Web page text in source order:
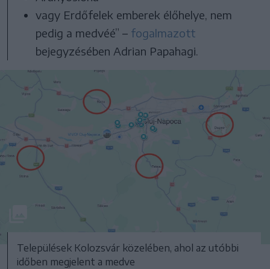
vagy Erdőfelek emberek élőhelye, nem
pedig a medvéé” – fogalmazott
bejegyzésében Adrian Papahagi.
Települések Kolozsvár közelében, ahol az utóbbi
időben megjelent a medve